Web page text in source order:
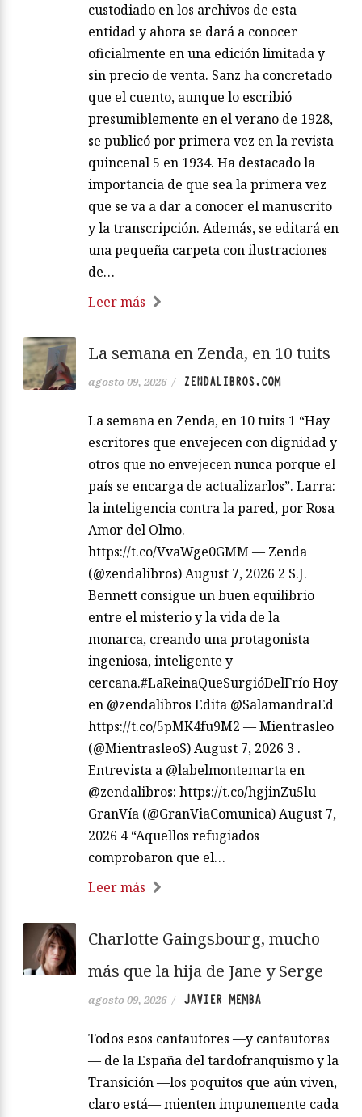
custodiado en los archivos de esta
entidad y ahora se dará a conocer
oficialmente en una edición limitada y
sin precio de venta. Sanz ha concretado
que el cuento, aunque lo escribió
presumiblemente en el verano de 1928,
se publicó por primera vez en la revista
quincenal 5 en 1934. Ha destacado la
importancia de que sea la primera vez
que se va a dar a conocer el manuscrito
y la transcripción. Además, se editará en
una pequeña carpeta con ilustraciones
de…
Leer más
La semana en Zenda, en 10 tuits
agosto 09, 2026 / ZENDALIBROS.COM
La semana en Zenda, en 10 tuits 1 “Hay
escritores que envejecen con dignidad y
otros que no envejecen nunca porque el
país se encarga de actualizarlos”. Larra:
la inteligencia contra la pared, por Rosa
Amor del Olmo.
https://t.co/VvaWge0GMM — Zenda
(@zendalibros) August 7, 2026 2 S.J.
Bennett consigue un buen equilibrio
entre el misterio y la vida de la
monarca, creando una protagonista
ingeniosa, inteligente y
cercana.#LaReinaQueSurgióDelFrío Hoy
en @zendalibros Edita @SalamandraEd
https://t.co/5pMK4fu9M2 — Mientrasleo
(@MientrasleoS) August 7, 2026 3 .
Entrevista a @labelmontemarta en
@zendalibros: https://t.co/hgjinZu5lu —
GranVía (@GranViaComunica) August 7,
2026 4 “Aquellos refugiados
comprobaron que el…
Leer más
Charlotte Gaingsbourg, mucho
más que la hija de Jane y Serge
agosto 09, 2026 / JAVIER MEMBA
Todos esos cantautores —y cantautoras
— de la España del tardofranquismo y la
Transición —los poquitos que aún viven,
claro está— mienten impunemente cada